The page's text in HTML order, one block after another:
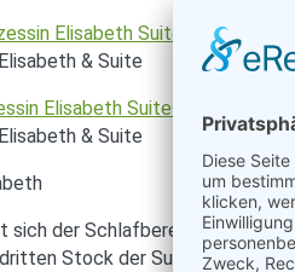
& Suite
& Suite
der Schlafbereich mit 2 x
Stock der Suite aus,